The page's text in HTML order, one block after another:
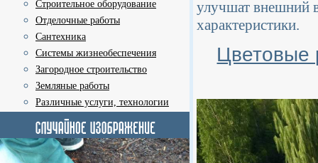
Строительное оборудование
Отделочные работы
Сантехника
Системы жизнеобеспечения
Загородное строительство
Земляные работы
Различные услуги, технологии
улучшат внешний
характеристики.
Цветовые